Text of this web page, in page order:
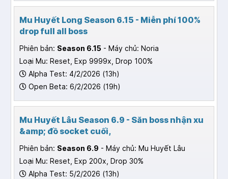
Mu Huyết Long Season 6.15 - Miễn phí 100%
drop full all boss
Phiên bản: Season 6.15 - Máy chủ: Noria
Loại Mu: Reset, Exp 9999x, Drop 100%
Alpha Test: 4/2/2026 (13h)
Open Beta: 6/2/2026 (19h)
Mu Huyết Lâu Season 6.9 - Săn boss nhận xu
&amp; đồ socket cuối,
Phiên bản: Season 6.9 - Máy chủ: Mu Huyết Lâu
Loại Mu: Reset, Exp 200x, Drop 30%
Alpha Test: 5/2/2026 (13h)